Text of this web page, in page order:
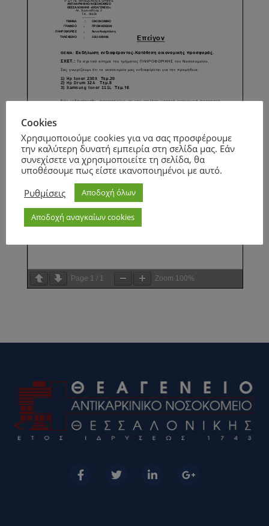
Page 1 / 1 Zoom 100%
Cookies
Χρησιμοποιούμε cookies για να σας προσφέρουμε
την καλύτερη δυνατή εμπειρία στη σελίδα μας. Εάν
συνεχίσετε να χρησιμοποιείτε τη σελίδα, θα
υποθέσουμε πως είστε ικανοποιημένοι με αυτό.
Ρυθμίσεις
Αποδοχή όλων
Αποδοχή αναγκαίων cookies